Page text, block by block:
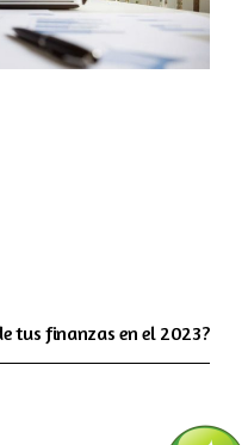
tus finanzas en el 2023?